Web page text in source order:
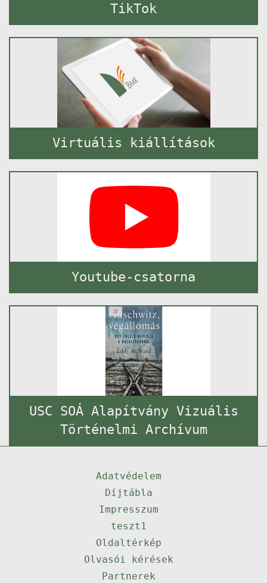
TikTok
Virtuális kiállítások
Youtube-csatorna
USC SOÁ Alapítvány Vizuális
Történelmi Archívum
Adatvédelem
Díjtábla
Impresszum
teszt1
Oldaltérkép
Olvasói kérések
Partnerek